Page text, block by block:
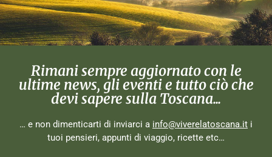
Rimani sempre aggiornato con le
ultime news, gli eventi e tutto ciò che
devi sapere sulla Toscana...
… e non dimenticarti di inviarci a info@viverelatoscana.it i
tuoi pensieri, appunti di viaggio, ricette etc…